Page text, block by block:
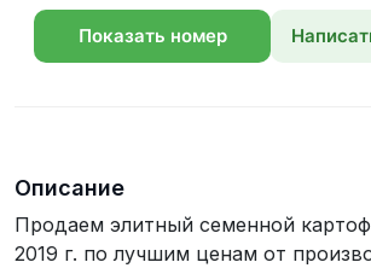
Показать номер
Описание
Продаем элитный семенной
2019 г. по лучшим ценам от